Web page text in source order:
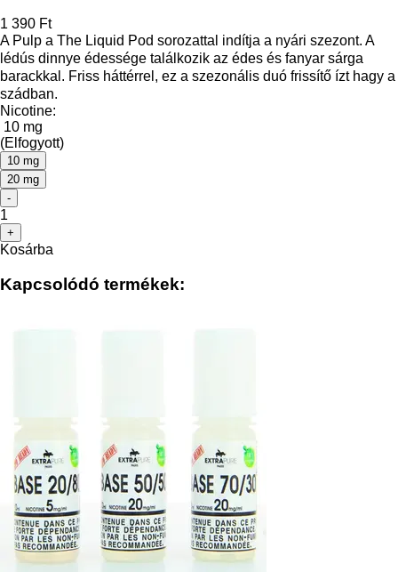
1 390 Ft
A Pulp a The Liquid Pod sorozattal indítja a nyári szezont. A
lédús dinnye édessége találkozik az édes és fanyar sárga
barackkal. Friss háttérrel, ez a szezonális duó frissítő ízt hagy a
szádban.
Nicotine:
10 mg
(Elfogyott)
10 mg
20 mg
-
1
+
Kosárba
Kapcsolódó termékek: